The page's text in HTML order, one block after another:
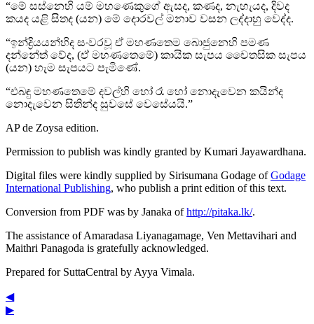
“මේ සස්නෙහි යම් මහණෙකුගේ ඇසද, කණද, නැහැයද, දිවද
කයද යළි සිතද (යන) මේ දොරවල් මනාව වසන ලද්දාහු වෙද්ද.
“ඉන්ද්‍රියයන්හිද සංවරවූ ඒ මහණතෙම බොජුනෙහි පමණ
දන්නේත් වේද, (ඒ මහණතෙමේ) කායික සැපය චෛතසික සැපය
(යන) හැම සැපයට පැමිණේ.
“එබඳු මහණතෙමේ දවල්හි හෝ රෑ හෝ නොදැවෙන කයින්ද
නොදැවෙන සිතින්ද සුවසේ වෙසේයයි.”
AP de Zoysa edition.
Permission to publish was kindly granted by Kumari Jayawardhana.
Digital files were kindly supplied by Sirisumana Godage ofGodage
International Publishing, who publish a print edition of this text.
Conversion from PDF was by Janaka ofhttp://pitaka.lk/.
The assistance of Amaradasa Liyanagamage, Ven Mettavihari and
Maithri Panagoda is gratefully acknowledged.
Prepared for SuttaCentral by Ayya Vimala.
◀
▶